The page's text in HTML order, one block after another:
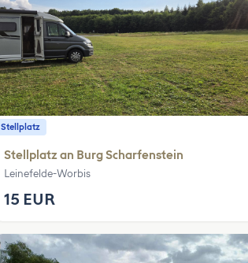
Stellplatz
Stellplatz an Burg Scharfenstein
Leinefelde-Worbis
15 EUR